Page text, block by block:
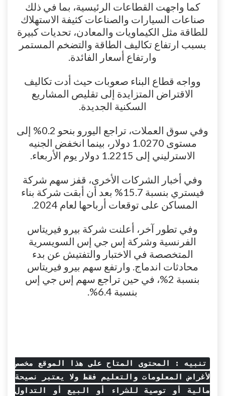
كما واجهت القطاعات الرئيسية، بما في ذلك
صناعات السيارات والصناعات كثيفة الاستهلاك
للطاقة مثل الكيماويات والمعادن، تحديات كبيرة
بسبب ارتفاع تكاليف الطاقة والتضخم المستمر
وارتفاع أسعار الفائدة.
وواجه قطاع البناء صعوبات حيث أدت تكاليف
الاقتراض المتزايدة إلى تقليص المشاريع
السكنية الجديدة.
وفي سوق العملات، تراجع اليورو بنحو 0.2% إلى
مستوى 1.0270 دولار، بينما انخفض الجنيه
الاسترليني إلى 1.2215 دولار يوم الأربعاء.
وفي أخبار الشركات الأخرى، قفز سهم شركة
فيستري بنسبة 15.7% بعد أن أبقت شركة بناء
المساكن على توقعات أرباحها لعام 2024.
وفي تطور آخر، أعلنت شركة بيرو فيريتاس
الفرنسية وشركة إس جي إس السويسرية
المتخصصة في الاختبار والتفتيش عن بدء
محادثات اندماج. وارتفع سهم بيرو فيريتاس
بنسبة 2%، في حين تراجع سهم إس جي إس
بنسبة 6.4%.
تنبيه : المحتوى المتاح على هذا الموقع مخصص
لأغراض المعلومات والتعليم فقط ولا يعتبر نصيحة
مالية أو توصية للشراء أو البيع أو التداول